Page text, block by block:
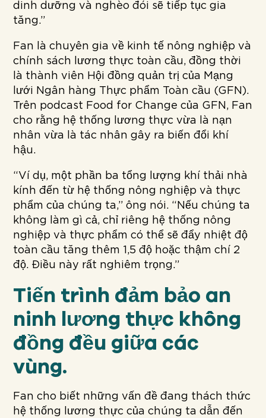
dinh dưỡng và nghèo đói sẽ tiếp tục gia
tăng.”
Fan là chuyên gia về kinh tế nông nghiệp và
chính sách lương thực toàn cầu, đồng thời
là thành viên Hội đồng quản trị của Mạng
lưới Ngân hàng Thực phẩm Toàn cầu (GFN).
Trên podcast Food for Change của GFN, Fan
cho rằng hệ thống lương thực vừa là nạn
nhân vừa là tác nhân gây ra biến đổi khí
hậu.
“Ví dụ, một phần ba tổng lượng khí thải nhà
kính đến từ hệ thống nông nghiệp và thực
phẩm của chúng ta,” ông nói. “Nếu chúng ta
không làm gì cả, chỉ riêng hệ thống nông
nghiệp và thực phẩm có thể sẽ đẩy nhiệt độ
toàn cầu tăng thêm 1,5 độ hoặc thậm chí 2
độ. Điều này rất nghiêm trọng.”
Tiến trình đảm bảo an
ninh lương thực không
đồng đều giữa các
vùng.
Fan cho biết những vấn đề đang thách thức
hệ thống lương thực của chúng ta dẫn đến